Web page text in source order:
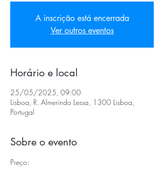
A inscrição está encerrada
Ver outros eventos
Horário e local
25/05/2025, 09:00
Lisboa, R. Almerindo Lessa, 1300 Lisboa,
Portugal
Sobre o evento
Preço: